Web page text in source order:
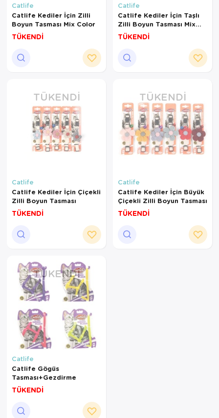
Catlife
Catlife Kediler İçin Zilli
Boyun Tasması Mix Color
TÜKENDİ
Catlife
Catlife Kediler İçin Taşlı
Zilli Boyun Tasması Mix
Color
TÜKENDİ
TÜKENDI
Catlife
Catlife Kediler İçin Çiçekli
Zilli Boyun Tasması
TÜKENDİ
TÜKENDI
Catlife
Catlife Kediler İçin Büyük
Çiçekli Zilli Boyun Tasması
TÜKENDİ
TÜKENDI
Catlife
Catlife Gögüs
Tasması+Gezdirme
TÜKENDİ